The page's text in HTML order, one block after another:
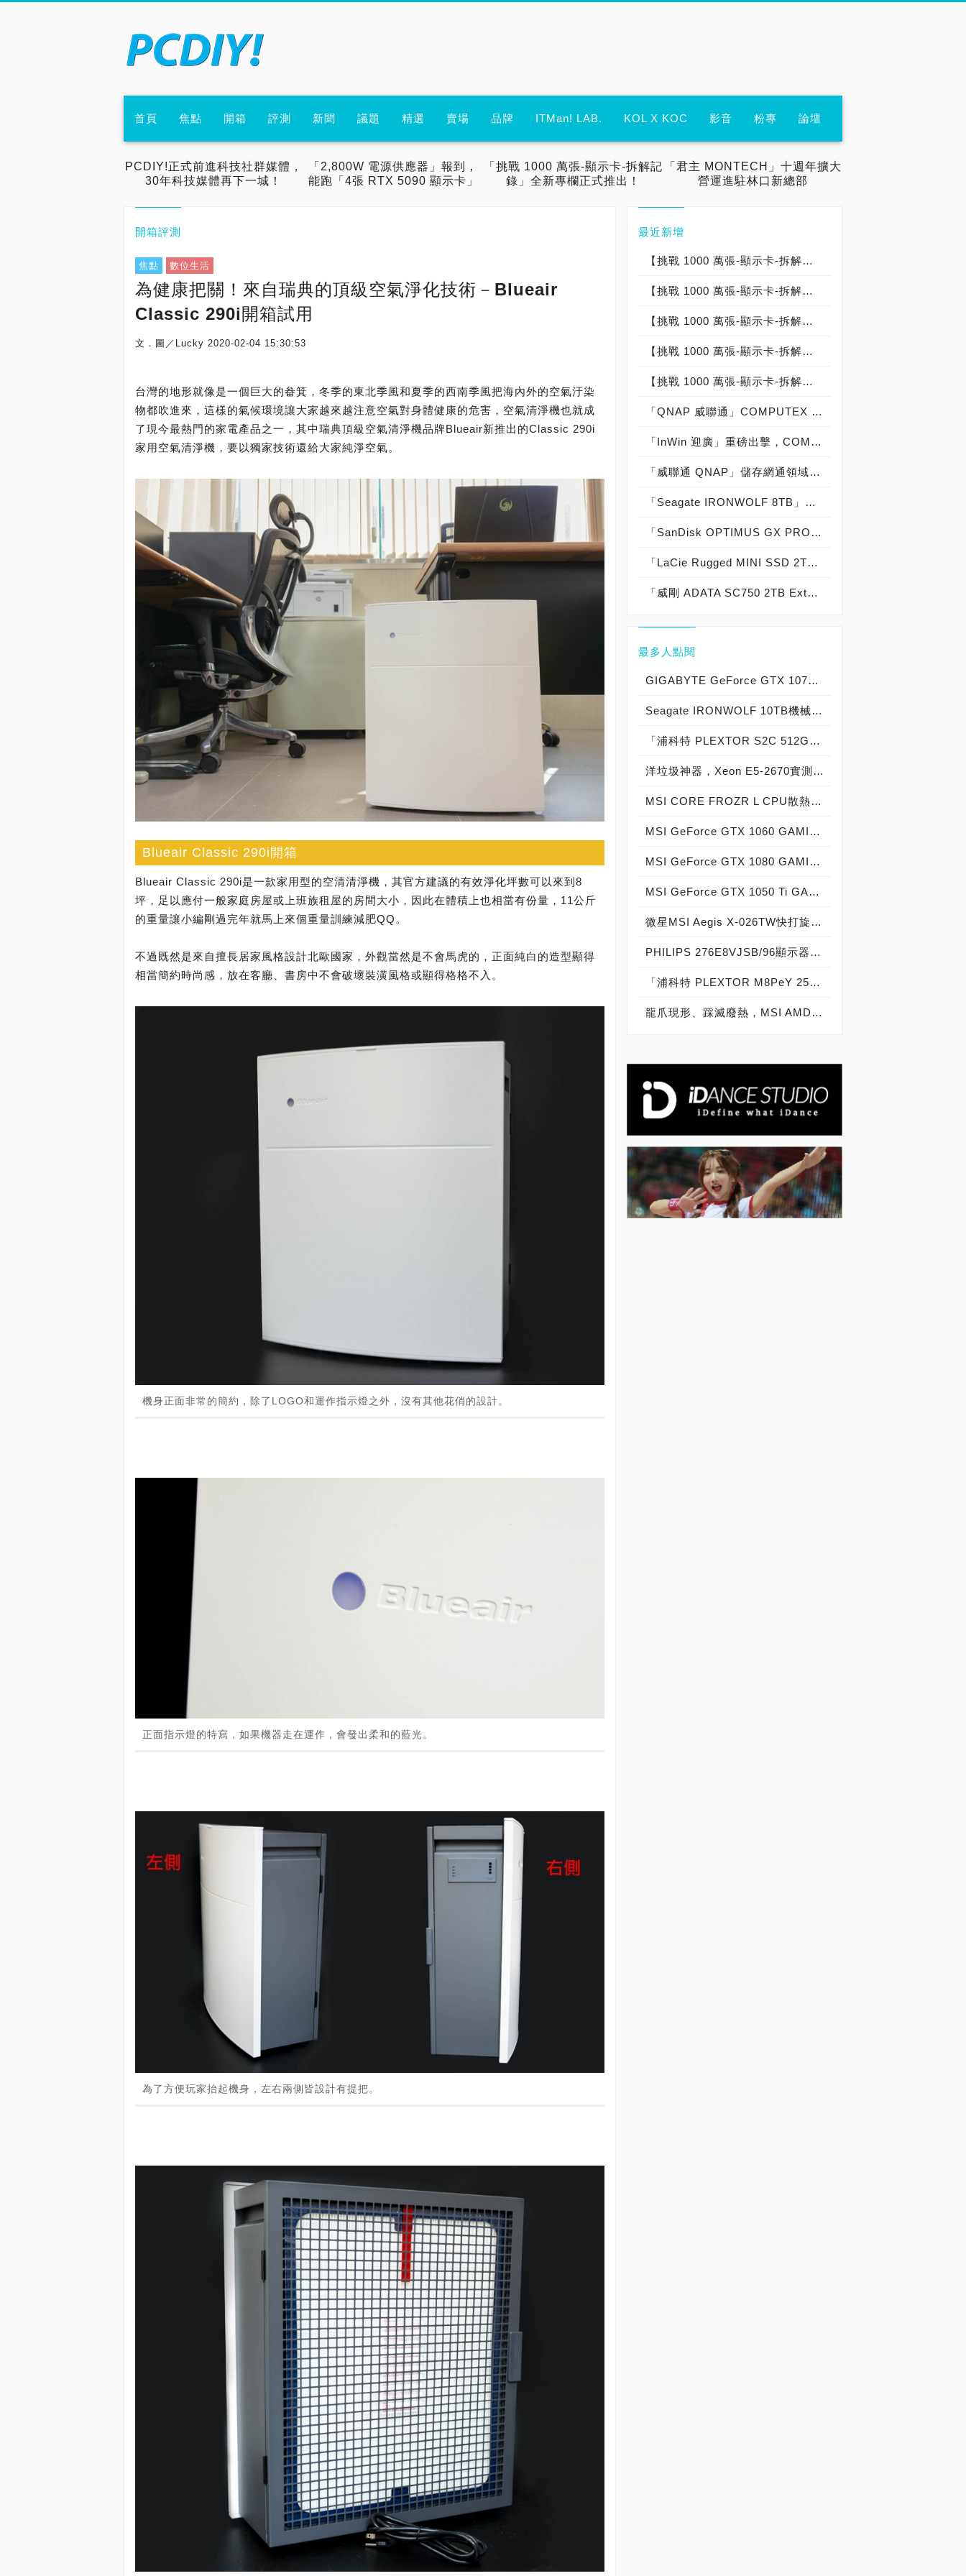
首頁 焦點 開箱 評測 新聞 議題 精選 賣場 品牌 ITMan! LAB. KOL X KOC 影音 粉專 論壇
PCDIY!正式前進科技社群媒體，
30年科技媒體再下一城！
「2,800W 電源供應器」報到，
能跑「4張 RTX 5090 顯示卡」
「挑戰 1000 萬張-顯示卡-拆解記
錄」全新專欄正式推出！
「君主 MONTECH」十週年擴大
營運進駐林口新總部
開箱評測
焦點 數位生活
為健康把關！來自瑞典的頂級空氣淨化技術－Blueair
Classic 290i開箱試用
文．圖／Lucky 2020-02-04 15:30:53
台灣的地形就像是一個巨大的畚箕，冬季的東北季風和夏季的西南季風把海內外的空氣汙染
物都吹進來，這樣的氣候環境讓大家越來越注意空氣對身體健康的危害，空氣清淨機也就成
了現今最熱門的家電產品之一，其中瑞典頂級空氣清淨機品牌Blueair新推出的Classic 290i
家用空氣清淨機，要以獨家技術還給大家純淨空氣。
Blueair Classic 290i開箱
Blueair Classic 290i是一款家用型的空清清淨機，其官方建議的有效淨化坪數可以來到8
坪，足以應付一般家庭房屋或上班族租屋的房間大小，因此在體積上也相當有份量，11公斤
的重量讓小編剛過完年就馬上來個重量訓練減肥QQ。
不過既然是來自擅長居家風格設計北歐國家，外觀當然是不會馬虎的，正面純白的造型顯得
相當簡約時尚感，放在客廳、書房中不會破壞裝潢風格或顯得格格不入。
機身正面非常的簡約，除了LOGO和運作指示燈之外，沒有其他花俏的設計。
正面指示燈的特寫，如果機器走在運作，會發出柔和的藍光。
為了方便玩家抬起機身，左右兩側皆設計有提把。
最近新增
【挑戰 1000 萬張-顯示卡-拆解記錄：000-000-018】微星 MSI GeForce RTX 5090 32G LIGHTNING Z 閃電卡皇：台灣代理商建達公司貨：台灣製造 Made In Taiwan（限定版→僅開箱）
【挑戰 1000 萬張-顯示卡-拆解記錄：000-000-004】華碩 ASUS TUF Gaming GeForce RTX 5090 32GB GDDR7：台灣代理商聯強公司貨：中國製造 Made In China
【挑戰 1000 萬張-顯示卡-拆解記錄：000-000-003】微星 MSI GEFORCE RTX 5090 GAMING TRIO OC：台灣代理商建達公司貨：台灣製造 Made In Taiwan
【挑戰 1000 萬張-顯示卡-拆解記錄：000-000-002】技嘉 GIGABYTE GEFORCE RTX 5090 GAMING OC 32G：台灣代理商青雲公司貨：台灣製造 Made In Taiwan
【挑戰 1000 萬張-顯示卡-拆解記錄：000-000-001】映眾 INNO3D GEFORCE RTX 5090 X3：台灣代理商威健公司貨：印尼製造 Made In Indonesia
「QNAP 威聯通」COMPUTEX 2026 大放異彩，以「READY 高可用性，全面就緒 RECOVERY 即刻救援，絕不妥協 專為 AI 時代而生」為主題，宣示「賦能 AI 新時代」！
「InWin 迎廣」重磅出擊，COMPUTEX 2026以「超越硬體，構築 AI 未來架構」為主題，展現「從硬體製造到AI系統整合的全面進化」！
「威聯通 QNAP」儲存網通領域經營有成，獲得PCDIY!第二十屆玩家票選品牌大賞暨ITMan!企業品牌大調查2025「NAS、企業級交換器」最佳品牌肯定！
「Seagate IRONWOLF 8TB」實測開箱，「5,400轉」那嘶狼「節省電力 48％ 噪音減少 18％ 抗震提升 12％」NAS專用硬碟機首選！
「SanDisk OPTIMUS GX PRO 8100 SSD 2TB」實測開箱，「14,900 MB/s俱樂部」史上最強「第四代 PCIe 5.0 SSD」高效能低功耗固態硬碟！
「LaCie Rugged MINI SSD 2TB」實測開箱，「USB 3.2 Gen 2x2 穩固精悍」20Gbps 外接式固態硬碟專業首選！
「威剛 ADATA SC750 2TB External SSD」實測開箱，USB 3.2 Gen2 10Gb/s 免傳輸線「袖珍便攜」高效能外接式固態硬碟！
最多人點閱
GIGABYTE GeForce GTX 1070 Xtreme Gaming實測開箱，電競級顯示卡中的頂尖之作！
Seagate IRONWOLF 10TB機械硬碟實測開箱，氦氣填充那嘶狼守護者NAS HDD
「浦科特 PLEXTOR S2C 512GB SSD」實測開箱，超值型固態硬碟中的優質好貨！
洋垃圾神器，Xeon E5-2670實測開箱大作戰！
MSI CORE FROZR L CPU散熱器實測開箱，微星電競產品再添新兵
MSI GeForce GTX 1060 GAMING X 6G實測開箱，玩家級電競顯示卡中的神兵利器！
MSI GeForce GTX 1080 GAMING X 8G實測開箱，史上最強大Pascal自製顯示卡全面來襲！
MSI GeForce GTX 1050 Ti GAMING X 4G實測開箱，中階電競顯示卡中的玩家精品！
微星MSI Aegis X-026TW快打旋風V同梱版實測開箱，VR電競桌機的頂尖之作！
PHILIPS 276E8VJSB/96顯示器實機開箱， 史上最超值27吋4K級IPS面板極細窄邊框螢幕！
「浦科特 PLEXTOR M8PeY 256GB、512GB、1TB」實測開箱，玩家級NVMe型PCIe 3.0 x4 SSD效能實測大作戰！
龍爪現形、踩滅廢熱，MSI AMD Radeon RX 6600 XT GAMING X 8G開箱解密